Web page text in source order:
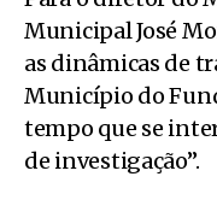
Municipal José
as dinâmicas de
Município do
tempo que se
de investigação”.